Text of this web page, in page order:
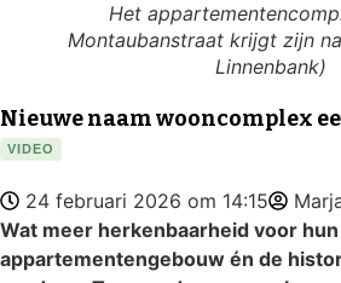
Het
Montaubanstraat krijgt zijn
Linnenbank)
Nieuwe naam wooncomplex
VIDEO
24 februari 2026 om 14:15
Wat meer herkenbaarheid voor hun
appartementengebouw én de